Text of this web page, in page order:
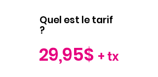
Quel est le tarif
?
29,95$ + tx